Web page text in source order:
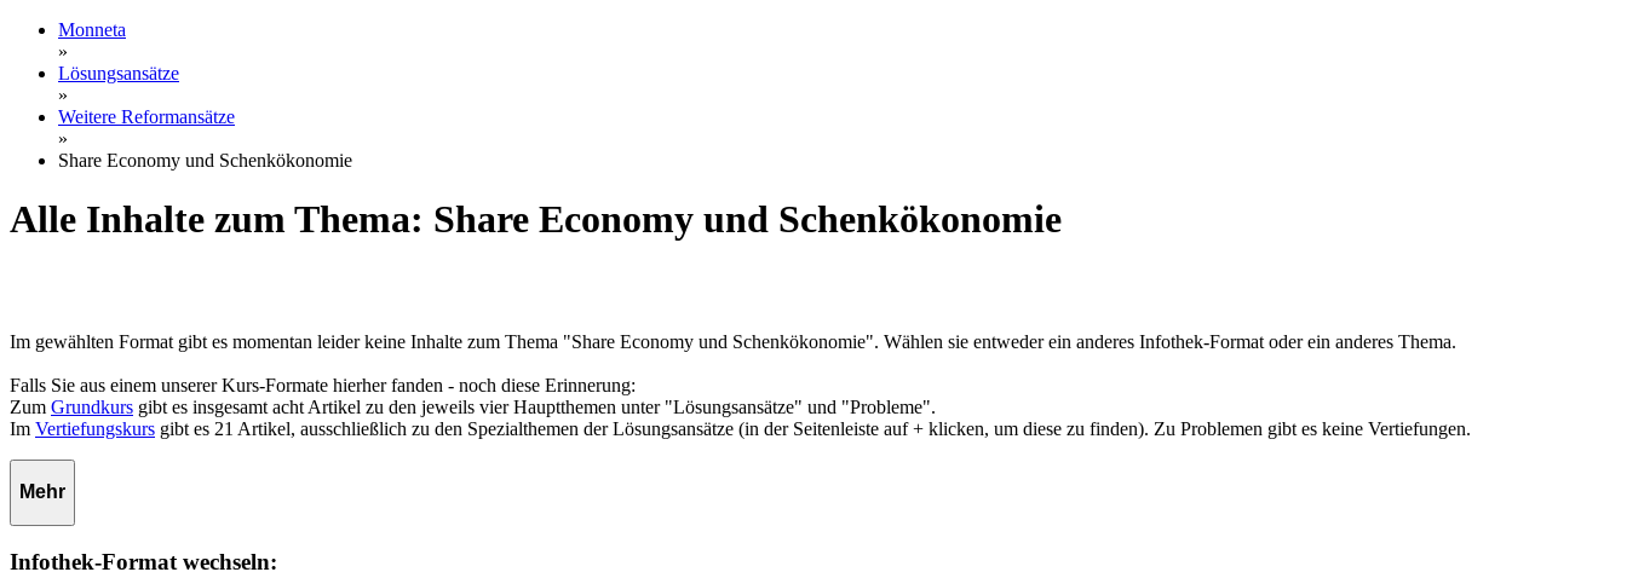
Monneta
»
Lösungsansätze
»
Weitere Reformansätze
»
Share Economy und Schenkökonomie
Alle Inhalte zum Thema: Share Economy und Schenkökonomie
Im gewählten Format gibt es momentan leider keine Inhalte zum Thema "Share Economy und Schenkökonomie". Wählen sie entweder ein anderes Infothek-Format oder ein anderes Thema.
Falls Sie aus einem unserer Kurs-Formate hierher fanden - noch diese Erinnerung:
Zum Grundkurs gibt es insgesamt acht Artikel zu den jeweils vier Hauptthemen unter "Lösungsansätze" und "Probleme".
Im Vertiefungskurs gibt es 21 Artikel, ausschließlich zu den Spezialthemen der Lösungsansätze (in der Seitenleiste auf + klicken, um diese zu finden). Zu Problemen gibt es keine Vertiefungen.
Mehr
Infothek-Format wechseln: